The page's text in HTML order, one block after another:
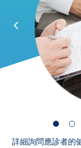
詳細詢問應診者的